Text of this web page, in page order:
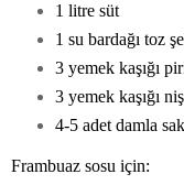
1 litre süt
1 su bardağı toz
3 yemek kaşığı
3 yemek kaşığı
4-5 adet damla
Frambuaz sosu için: